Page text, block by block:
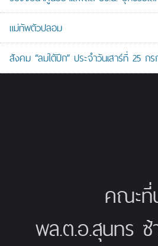
แม่ทัพตัวปลอม
สังคม “ลมใต้ปีก” ประจำวันเสาร์ที่ 25
คณะที่
พล.ต.อ.สุนทร